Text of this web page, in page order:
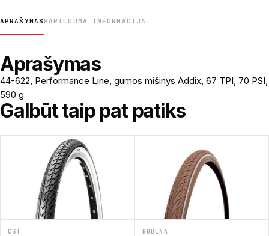
APRAŠYMAS PAPILDOMA INFORMACIJA
Aprašymas
44-622, Performance Line, gumos mišinys Addix, 67 TPI, 70 PSI,
590 g
Galbūt taip pat patiks
CST RUBENA